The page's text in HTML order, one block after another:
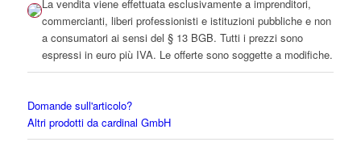
La vendita viene effettuata esclusivamente a imprenditori,
commercianti, liberi professionisti e istituzioni pubbliche e non
a consumatori ai sensi del § 13 BGB. Tutti i prezzi sono
espressi in euro più IVA. Le offerte sono soggette a modifiche.
Domande sull'articolo?
Altri prodotti da cardinal GmbH